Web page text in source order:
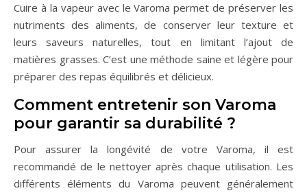
Cuire à la vapeur avec le Varoma permet de préserver les
nutriments des aliments, de conserver leur texture et
leurs saveurs naturelles, tout en limitant l’ajout de
matières grasses. C’est une méthode saine et légère pour
préparer des repas équilibrés et délicieux.
Comment entretenir son Varoma
pour garantir sa durabilité ?
Pour assurer la longévité de votre Varoma, il est
recommandé de le nettoyer après chaque utilisation. Les
différents éléments du Varoma peuvent généralement